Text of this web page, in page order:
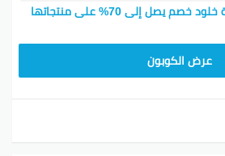
كود خصم بوتيكات دكتورة خلود خصم يصل إلى 70% على منتجاتها
عرض الكوبون